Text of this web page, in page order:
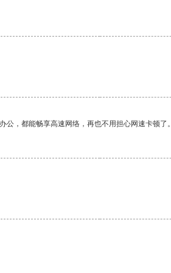
，都能畅享高速网络，再也不用担心网速卡顿了。